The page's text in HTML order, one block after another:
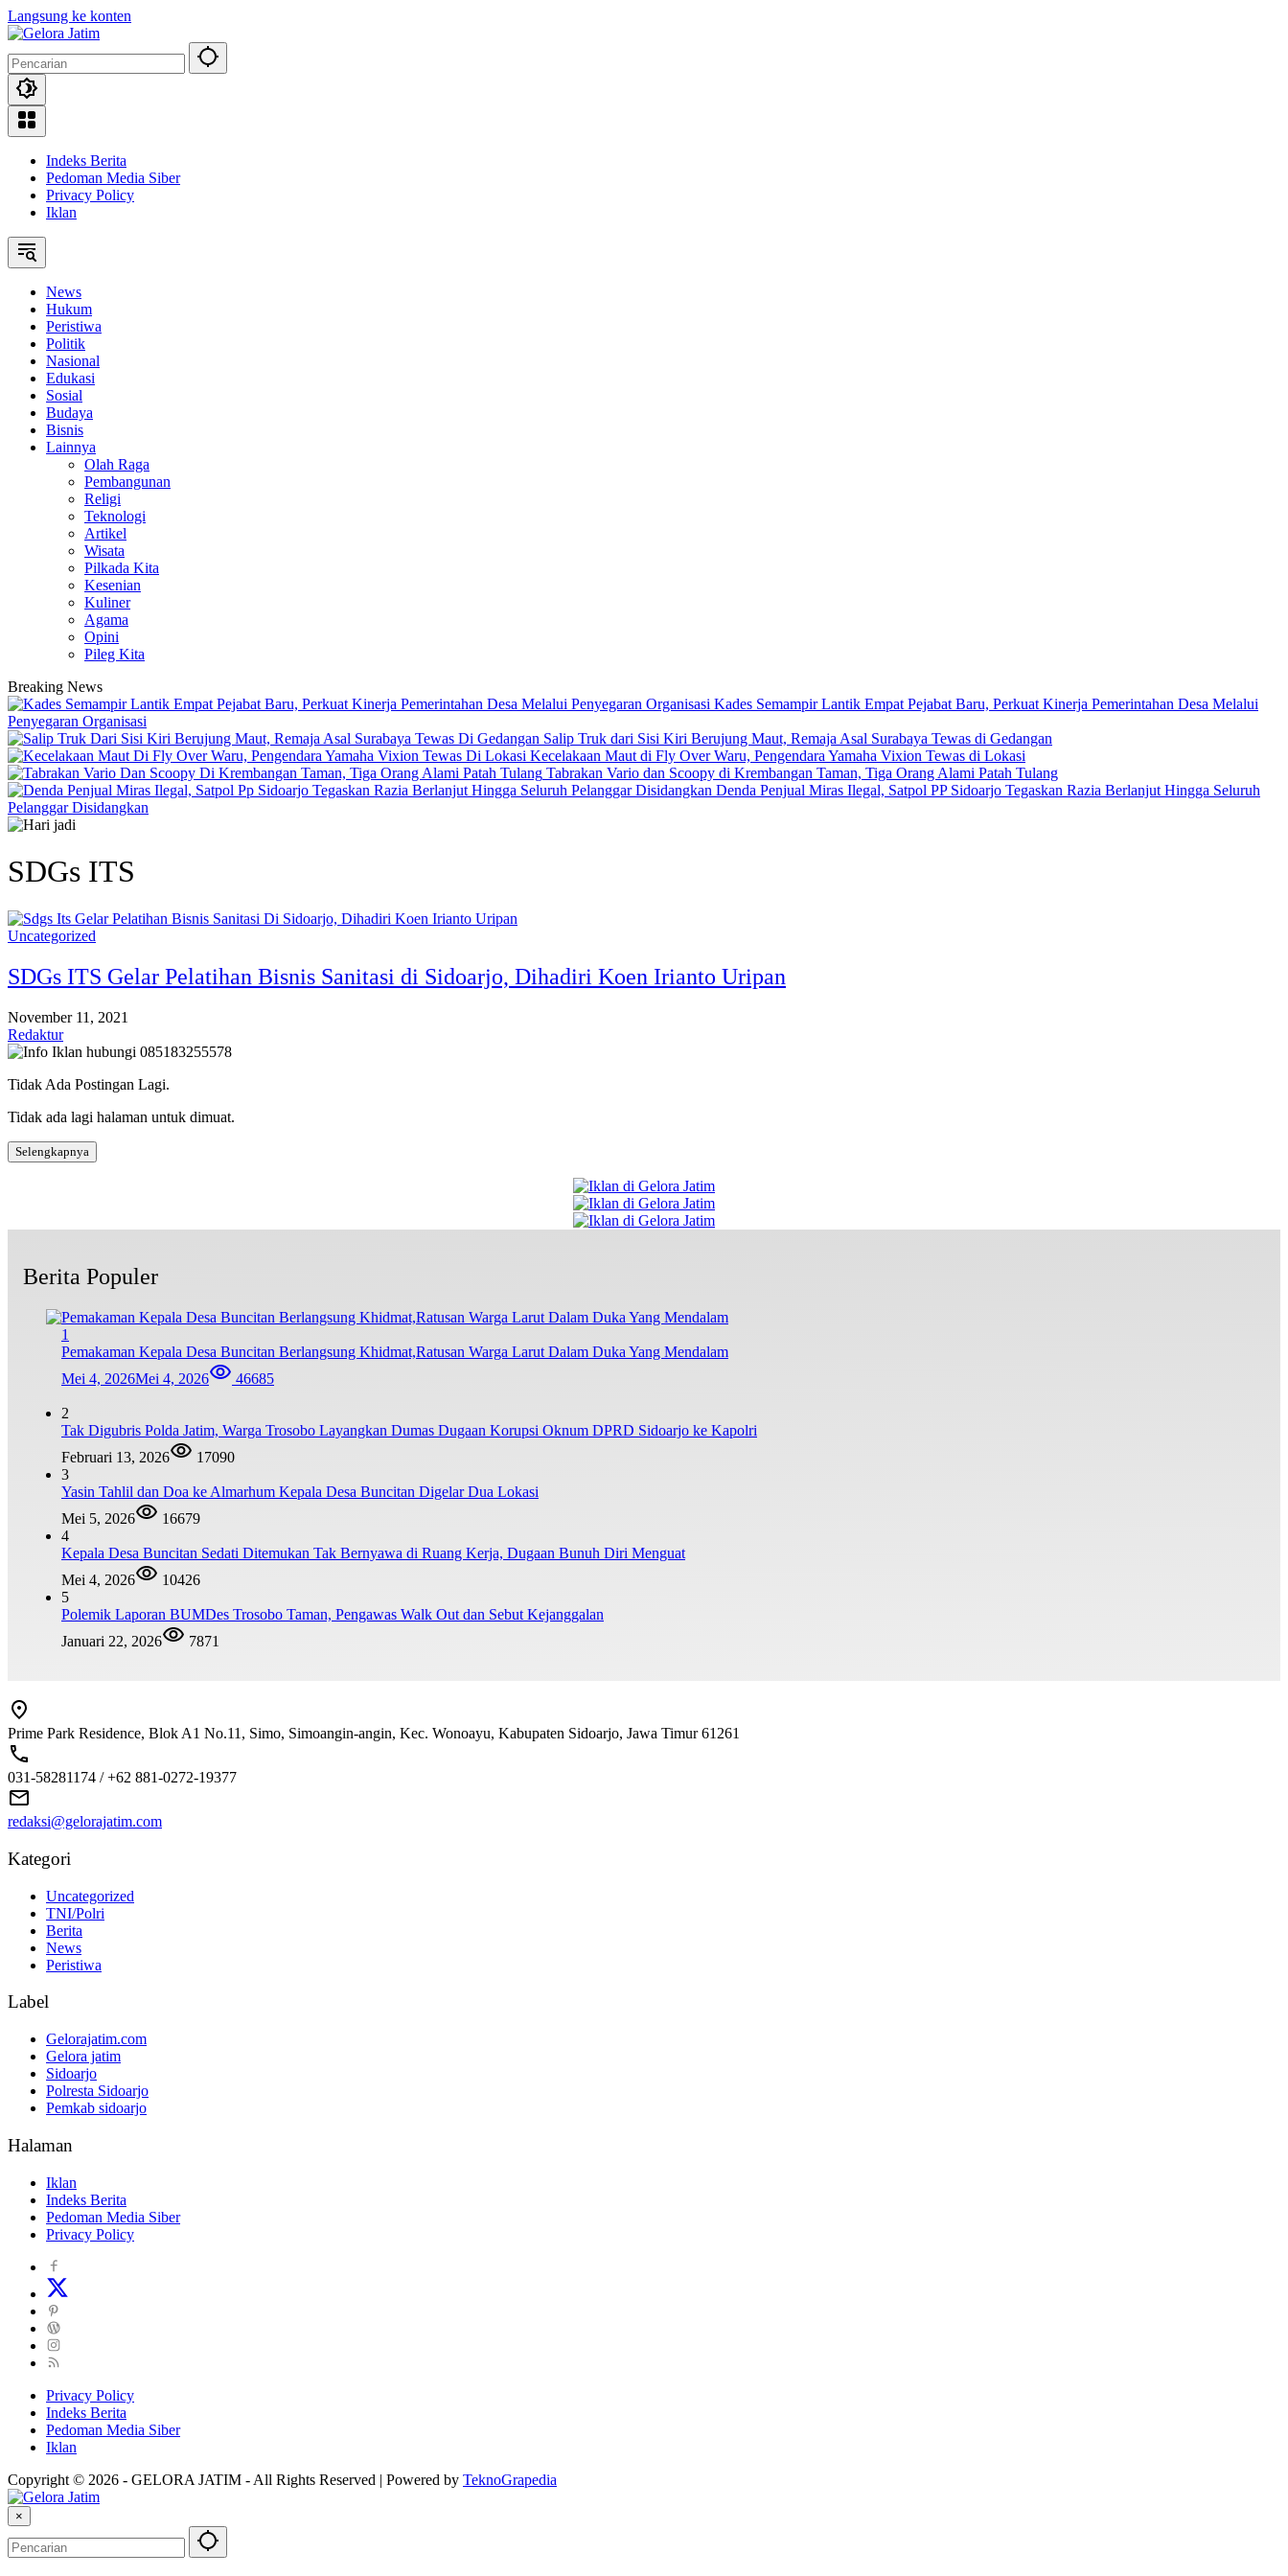
Langsung ke konten
Indeks Berita
Pedoman Media Siber
Privacy Policy
Iklan
News
Hukum
Peristiwa
Politik
Nasional
Edukasi
Sosial
Budaya
Bisnis
Lainnya
Olah Raga
Pembangunan
Religi
Teknologi
Artikel
Wisata
Pilkada Kita
Kesenian
Kuliner
Agama
Opini
Pileg Kita
Breaking News
Kades Semampir Lantik Empat Pejabat Baru, Perkuat Kinerja Pemerintahan Desa Melalui
Penyegaran Organisasi
Salip Truk dari Sisi Kiri Berujung Maut, Remaja Asal Surabaya Tewas di Gedangan
Kecelakaan Maut di Fly Over Waru, Pengendara Yamaha Vixion Tewas di Lokasi
Tabrakan Vario dan Scoopy di Krembangan Taman, Tiga Orang Alami Patah Tulang
Denda Penjual Miras Ilegal, Satpol PP Sidoarjo Tegaskan Razia Berlanjut Hingga Seluruh
Pelanggar Disidangkan
SDGs ITS
Uncategorized
SDGs ITS Gelar Pelatihan Bisnis Sanitasi di Sidoarjo, Dihadiri Koen Irianto Uripan
November 11, 2021
Redaktur
Tidak Ada Postingan Lagi.
Tidak ada lagi halaman untuk dimuat.
Selengkapnya
Berita Populer
1
Pemakaman Kepala Desa Buncitan Berlangsung Khidmat,Ratusan Warga Larut Dalam Duka Yang Mendalam
Mei 4, 2026Mei 4, 2026 46685
2
Tak Digubris Polda Jatim, Warga Trosobo Layangkan Dumas Dugaan Korupsi Oknum DPRD Sidoarjo ke Kapolri
Februari 13, 2026
17090
3
Yasin Tahlil dan Doa ke Almarhum Kepala Desa Buncitan Digelar Dua Lokasi
Mei 5, 2026
16679
4
Kepala Desa Buncitan Sedati Ditemukan Tak Bernyawa di Ruang Kerja, Dugaan Bunuh Diri Menguat
Mei 4, 2026
10426
5
Polemik Laporan BUMDes Trosobo Taman, Pengawas Walk Out dan Sebut Kejanggalan
Januari 22, 2026
7871
Prime Park Residence, Blok A1 No.11, Simo, Simoangin-angin, Kec. Wonoayu, Kabupaten Sidoarjo, Jawa Timur 61261
031-58281174 / +62 881-0272-19377
redaksi@gelorajatim.com
Kategori
Uncategorized
TNI/Polri
Berita
News
Peristiwa
Label
Gelorajatim.com
Gelora jatim
Sidoarjo
Polresta Sidoarjo
Pemkab sidoarjo
Halaman
Iklan
Indeks Berita
Pedoman Media Siber
Privacy Policy
Privacy Policy
Indeks Berita
Pedoman Media Siber
Iklan
Copyright © 2026 - GELORA JATIM - All Rights Reserved | Powered by TeknoGrapedia
×